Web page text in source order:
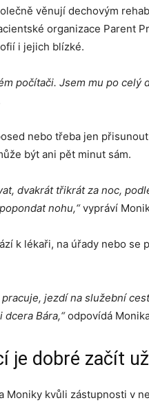
věnují dechovým
organizace Parent
i jejich blízké.
počítači. Jsem mu po
nebo třeba jen
být ani pět minut sám.
dvakrát třikrát za noc,
nohu,“vypráví
k lékaři, na úřady nebo se
jezdí na služební
dcera Bára,“odpovídá
je dobré začít
Moniky kvůli zástupnosti v